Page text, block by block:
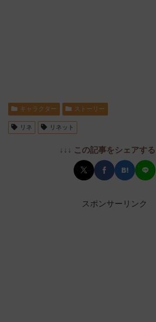
キャラクター ストーリー
リネ リネット
↓↓↓ この記事をシェアする
スポンサーリンク